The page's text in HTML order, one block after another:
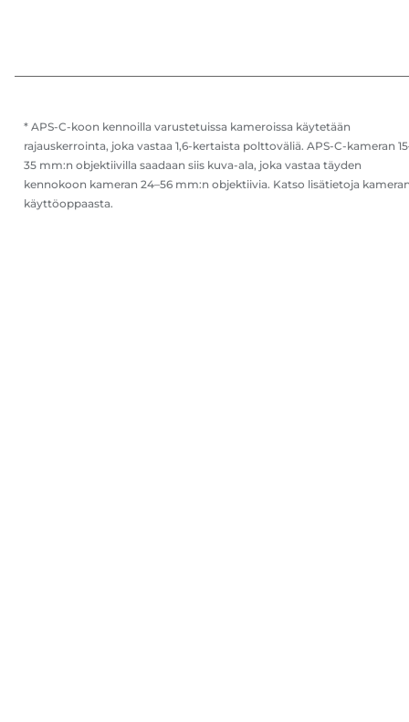
* APS-C-koon kennoilla varustetuissa kameroissa käytetään
rajauskerrointa, joka vastaa 1,6-kertaista polttoväliä. APS-C-kameran
35 mm:n objektiivilla saadaan siis kuva-ala, joka vastaa täyden
kennokoon kameran 24–56 mm:n objektiivia. Katso lisätietoja
käyttöoppaasta.